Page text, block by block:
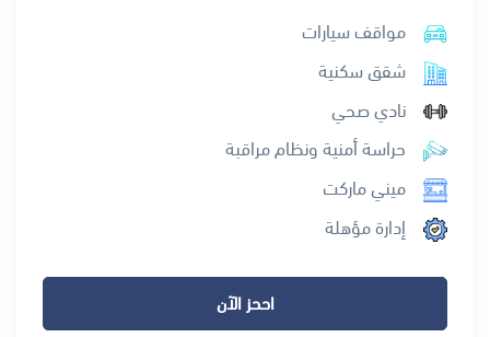
مواقف سيارات
شقق سكنية
نادي صحي
حراسة أمنية ونظام مراقبة
ميني ماركت
إدارة مؤهلة
اححز الآن